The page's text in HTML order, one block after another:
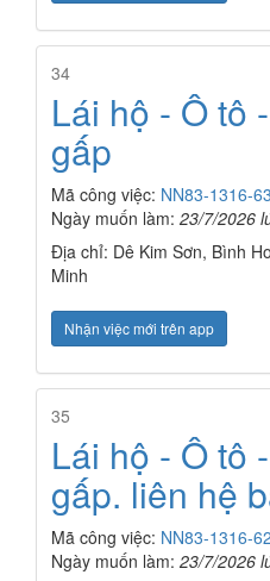
34
Lái hộ - Ô tô
gấp
Mã công việc: NN83-1316-
Ngày muốn làm: 23/7/2026
Địa chỉ: Dê Kim Sơn, Bình
Minh
Nhận việc mới trên app
35
Lái hộ - Ô tô
gấp. liên hệ
Mã công việc: NN83-1316-
Ngày muốn làm: 23/7/2026